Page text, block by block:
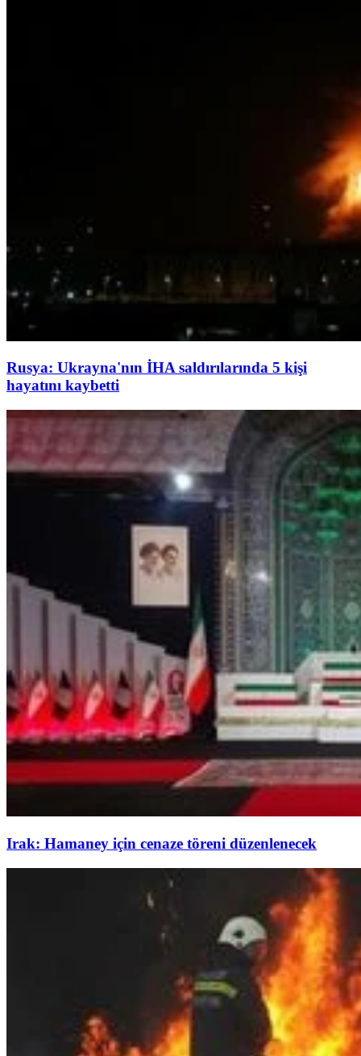
Rusya: Ukrayna'nın İHA saldırılarında 5 kişi
hayatını kaybetti
Irak: Hamaney için cenaze töreni düzenlenecek